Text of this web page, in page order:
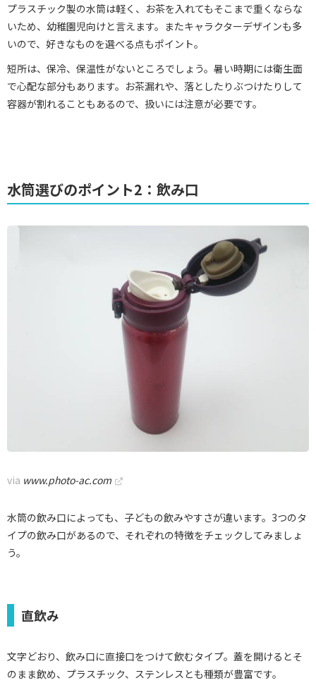
プラスチック製の水筒は軽く、お茶を入れてもそこまで重くならな
いため、幼稚園児向けと言えます。またキャラクターデザインも多
いので、好きなものを選べる点もポイント。
短所は、保冷、保温性がないところでしょう。暑い時期には衛生面
で心配な部分もあります。お茶漏れや、落としたりぶつけたりして
容器が割れることもあるので、扱いには注意が必要です。
水筒選びのポイント2：飲み口
via www.photo-ac.com
水筒の飲み口によっても、子どもの飲みやすさが違います。3つのタ
イプの飲み口があるので、それぞれの特徴をチェックしてみましょ
う。
直飲み
文字どおり、飲み口に直接口をつけて飲むタイプ。蓋を開けるとそ
のまま飲め、プラスチック、ステンレスとも種類が豊富です。